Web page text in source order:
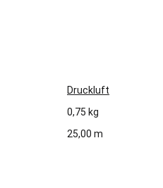
Druckluft
0,75 kg
25,00 m